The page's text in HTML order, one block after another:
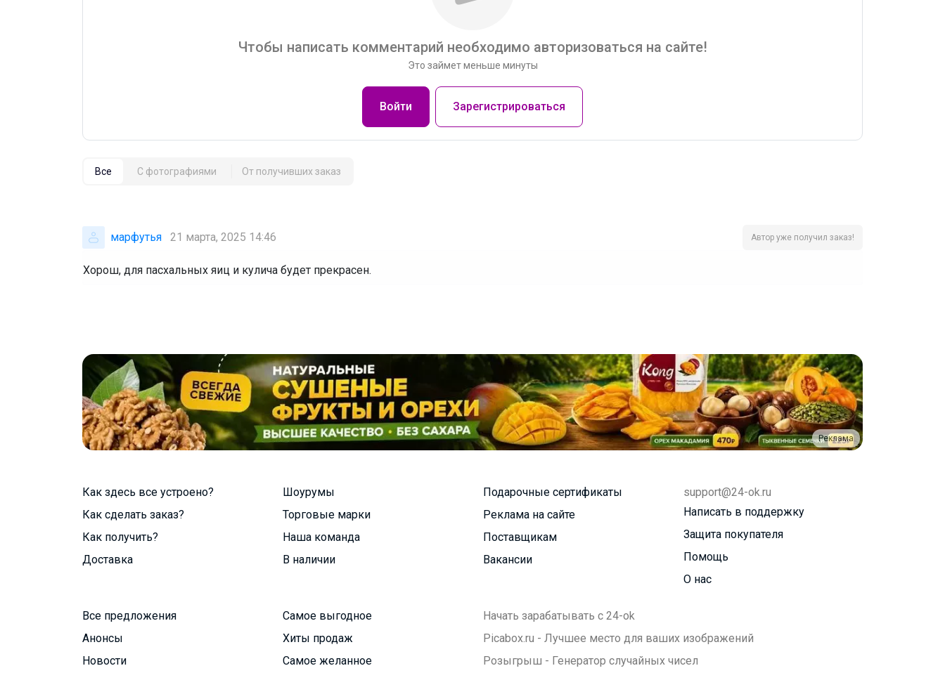
Чтобы написать комментарий необходимо авторизоваться на сайте!
Это займет меньше минуты
Войти Зарегистрироваться
Все С фотографиями От получивших заказ
марфутья 21 марта, 2025 14:46 Автор уже получил заказ!
Хорош, для пасхальных яиц и кулича будет прекрасен.
Реклама
Как здесь все устроено?
Как сделать заказ?
Как получить?
Доставка
Шоурумы
Торговые марки
Наша команда
В наличии
Подарочные сертификаты
Реклама на сайте
Поставщикам
Вакансии
support@24-ok.ru
Написать в поддержку
Защита покупателя
Помощь
О нас
Все предложения
Анонсы
Новости
Самое выгодное
Хиты продаж
Самое желанное
Начать зарабатывать с 24-ok
Picabox.ru - Лучшее место для ваших изображений
Розыгрыш - Генератор случайных чисел